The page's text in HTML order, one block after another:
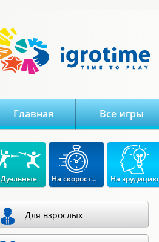
Главная Все игры
Дуэльные На скорость реакции На эрудицию
Для взрослых